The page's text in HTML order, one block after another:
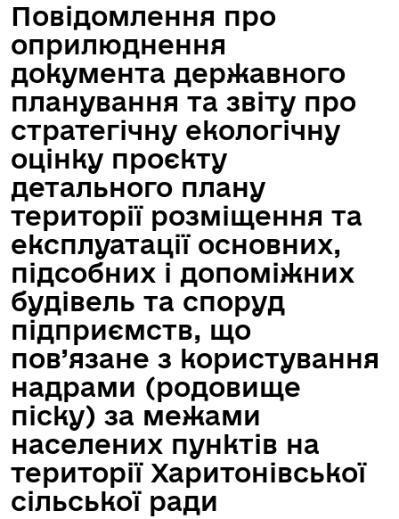
Повідомлення про
оприлюднення
документа державного
планування та звіту про
стратегічну екологічну
оцінку проєкту
детального плану
території розміщення та
експлуатації основних,
підсобних і допоміжних
будівель та споруд
підприємств, що
пов’язане з користування
надрами (родовище
піску) за межами
населених пунктів на
території Харитонівської
сільської ради